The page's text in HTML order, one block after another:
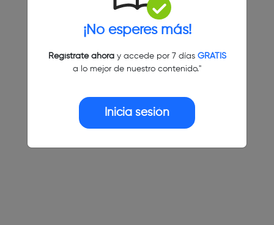
¡No esperes más!
Regístrate ahoray accede por 7 días GRATIS
a lo mejor de nuestro contenido."
Inicia sesión